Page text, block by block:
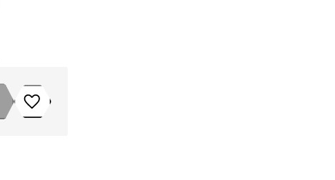
Toevoegen aan verlanglijstje